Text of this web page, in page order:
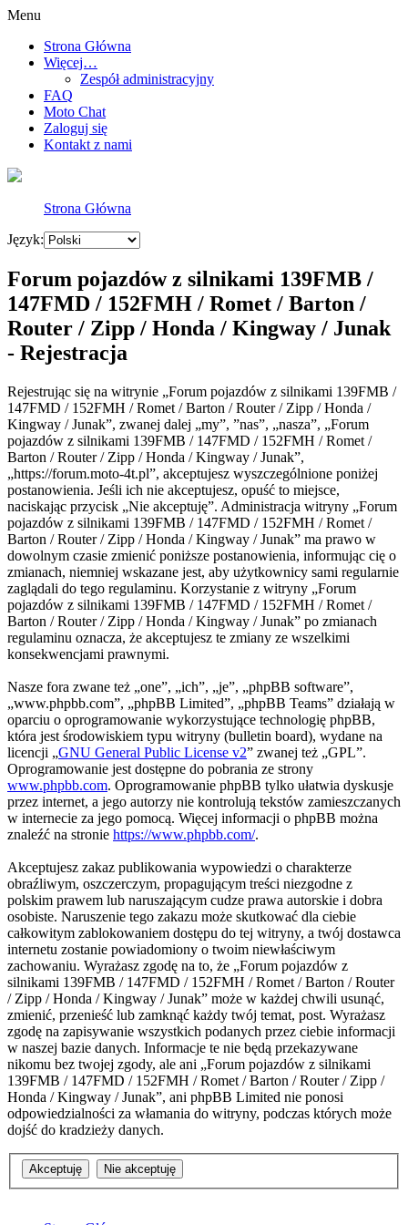
Menu
Strona Główna
Więcej…
Zespół administracyjny
FAQ
Moto Chat
Zaloguj się
Kontakt z nami
Strona Główna
Język:
Forum pojazdów z silnikami 139FMB /
147FMD / 152FMH / Romet / Barton /
Router / Zipp / Honda / Kingway / Junak
- Rejestracja
Rejestrując się na witrynie „Forum pojazdów z silnikami 139FMB /
147FMD / 152FMH / Romet / Barton / Router / Zipp / Honda /
Kingway / Junak”, zwanej dalej „my”, ”nas”, „nasza”, „Forum
pojazdów z silnikami 139FMB / 147FMD / 152FMH / Romet /
Barton / Router / Zipp / Honda / Kingway / Junak”,
„https://forum.moto-4t.pl”, akceptujesz wyszczególnione poniżej
postanowienia. Jeśli ich nie akceptujesz, opuść to miejsce,
naciskając przycisk „Nie akceptuję”. Administracja witryny „Forum
pojazdów z silnikami 139FMB / 147FMD / 152FMH / Romet /
Barton / Router / Zipp / Honda / Kingway / Junak” ma prawo w
dowolnym czasie zmienić poniższe postanowienia, informując cię o
zmianach, niemniej wskazane jest, aby użytkownicy sami regularnie
zaglądali do tego regulaminu. Korzystanie z witryny „Forum
pojazdów z silnikami 139FMB / 147FMD / 152FMH / Romet /
Barton / Router / Zipp / Honda / Kingway / Junak” po zmianach
regulaminu oznacza, że akceptujesz te zmiany ze wszelkimi
konsekwencjami prawnymi.
Nasze fora zwane też „one”, „ich”, „je”, „phpBB software”,
„www.phpbb.com”, „phpBB Limited”, „phpBB Teams” działają w
oparciu o oprogramowanie wykorzystujące technologię phpBB,
która jest środowiskiem typu witryny (bulletin board), wydane na
licencji „GNU General Public License v2” zwanej też „GPL”.
Oprogramowanie jest dostępne do pobrania ze strony
www.phpbb.com. Oprogramowanie phpBB tylko ułatwia dyskusje
przez internet, a jego autorzy nie kontrolują tekstów zamieszczanych
w internecie za jego pomocą. Więcej informacji o phpBB można
znaleźć na stronie https://www.phpbb.com/.
Akceptujesz zakaz publikowania wypowiedzi o charakterze
obraźliwym, oszczerczym, propagującym treści niezgodne z
polskim prawem lub naruszającym cudze prawa autorskie i dobra
osobiste. Naruszenie tego zakazu może skutkować dla ciebie
całkowitym zablokowaniem dostępu do tej witryny, a twój dostawca
internetu zostanie powiadomiony o twoim niewłaściwym
zachowaniu. Wyrażasz zgodę na to, że „Forum pojazdów z
silnikami 139FMB / 147FMD / 152FMH / Romet / Barton / Router
/ Zipp / Honda / Kingway / Junak” może w każdej chwili usunąć,
zmienić, przenieść lub zamknąć każdy twój temat, post. Wyrażasz
zgodę na zapisywanie wszystkich podanych przez ciebie informacji
w naszej bazie danych. Informacje te nie będą przekazywane
nikomu bez twojej zgody, ale ani „Forum pojazdów z silnikami
139FMB / 147FMD / 152FMH / Romet / Barton / Router / Zipp /
Honda / Kingway / Junak”, ani phpBB Limited nie ponosi
odpowiedzialności za włamania do witryny, podczas których może
dojść do kradzieży danych.